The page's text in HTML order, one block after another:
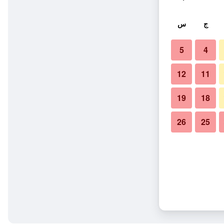
ج س
4
5
11
12
18
19
25
26